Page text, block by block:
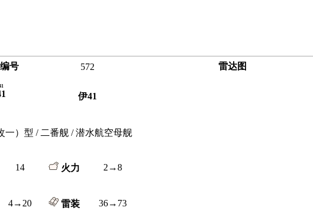
号 572 雷达图
伊41
一）型 / 二番舰 / 潜水航空母舰
14 火力 2→8
4→20 雷装 36→73